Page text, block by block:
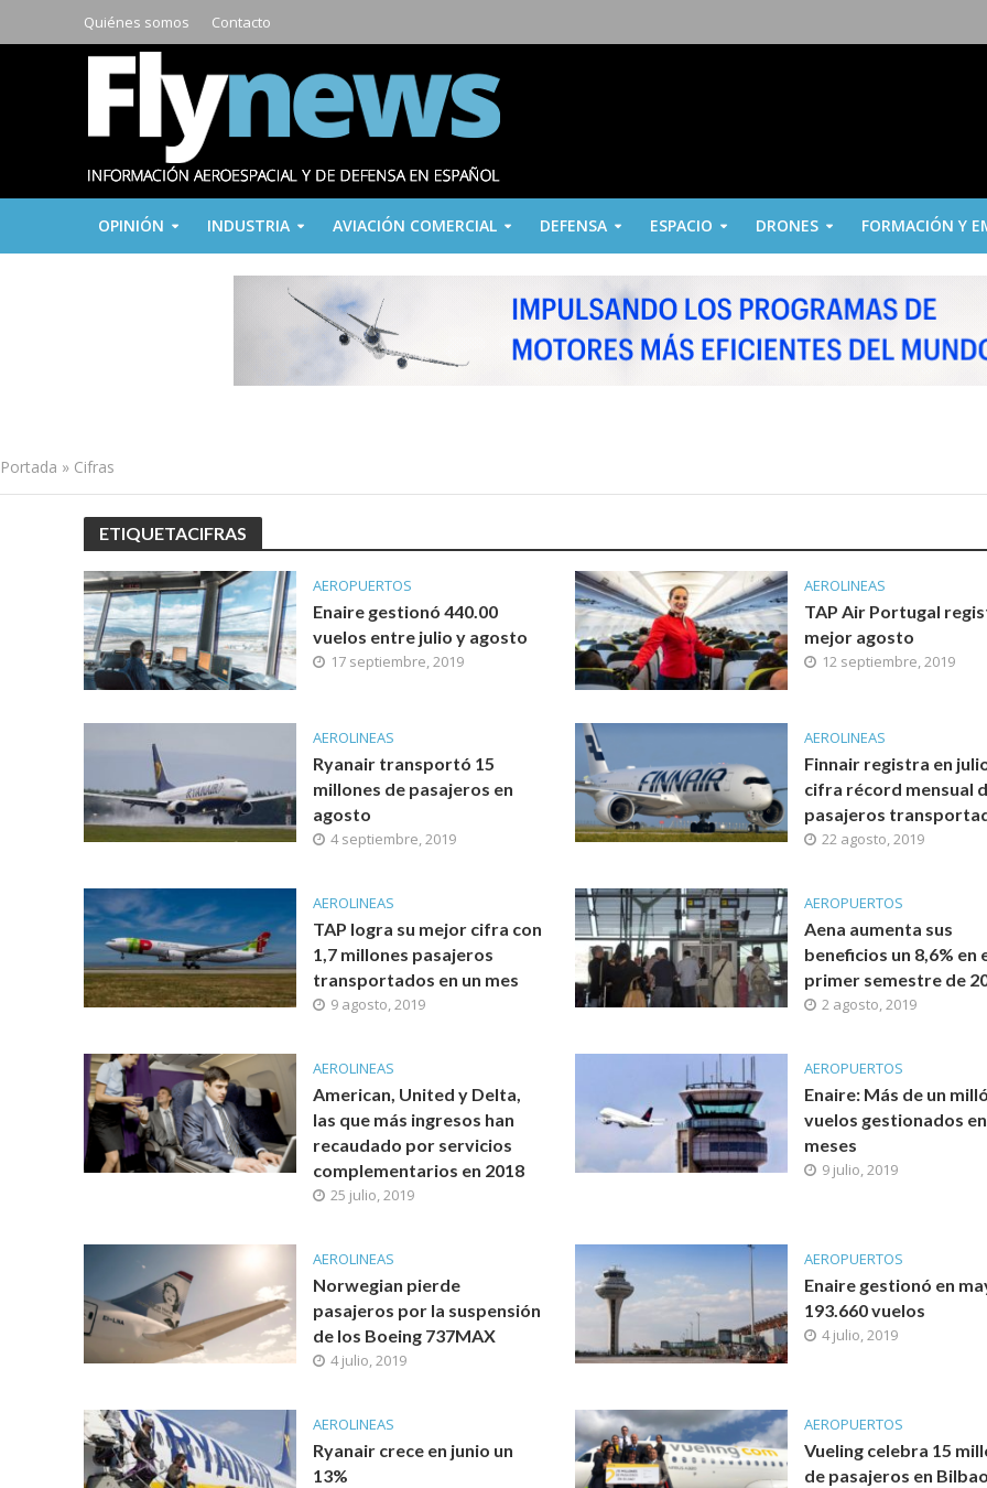
Quiénes somos Contacto
OPINIÓN INDUSTRIA AVIACIÓN COMERCIAL DEFENSA ESPACIO DRONES FORMACIÓN Y
Portada » Cifras
ETIQUETACIFRAS
AEROPUERTOS
Enaire gestionó 440.00
vuelos entre julio y agosto
17 septiembre, 2019
AEROLINEAS
TAP Air Portugal
mejor agosto
12 septiembre, 2019
AEROLINEAS
Ryanair transportó 15
millones de pasajeros en
agosto
4 septiembre, 2019
AEROLINEAS
Finnair registra en
cifra récord mensual
pasajeros
22 agosto, 2019
AEROLINEAS
TAP logra su mejor cifra con
1,7 millones pasajeros
transportados en un mes
9 agosto, 2019
AEROPUERTOS
Aena aumenta sus
beneficios un 8,6% en
primer semestre de
2 agosto, 2019
AEROLINEAS
American, United y Delta,
las que más ingresos han
recaudado por servicios
complementarios en 2018
25 julio, 2019
AEROPUERTOS
Enaire: Más de un
vuelos gestionados
meses
9 julio, 2019
AEROLINEAS
Norwegian pierde
pasajeros por la suspensión
de los Boeing 737MAX
4 julio, 2019
AEROPUERTOS
Enaire gestionó en
193.660 vuelos
4 julio, 2019
AEROLINEAS
Ryanair crece en junio un
13%
AEROPUERTOS
Vueling celebra 15
de pasajeros en